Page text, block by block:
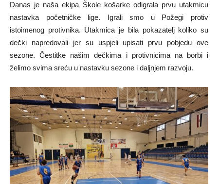
Danas je naša ekipa Škole košarke odigrala prvu utakmicu
nastavka početničke lige. Igrali smo u Požegi protiv
istoimenog protivnika. Utakmica je bila pokazatelj koliko su
dečki napredovali jer su uspjeli upisati prvu pobjedu ove
sezone. Čestitke našim dečkima i protivnicima na borbi i
želimo svima sreću u nastavku sezone i daljnjem razvoju.